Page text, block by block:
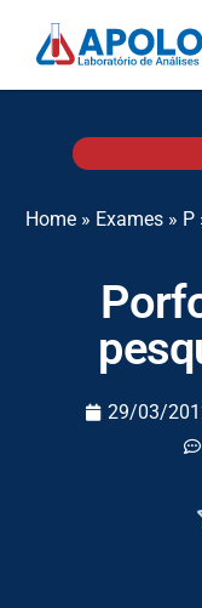
Home » Exames » P
29/03/